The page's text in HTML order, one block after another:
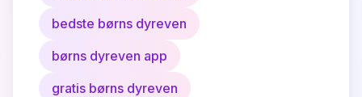
bedste børns dyreven
børns dyreven app
gratis børns dyreven